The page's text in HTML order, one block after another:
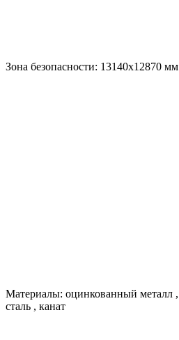
Зона безопасности: 13140х12870 мм
Материалы: оцинкованный металл ,
сталь , канат